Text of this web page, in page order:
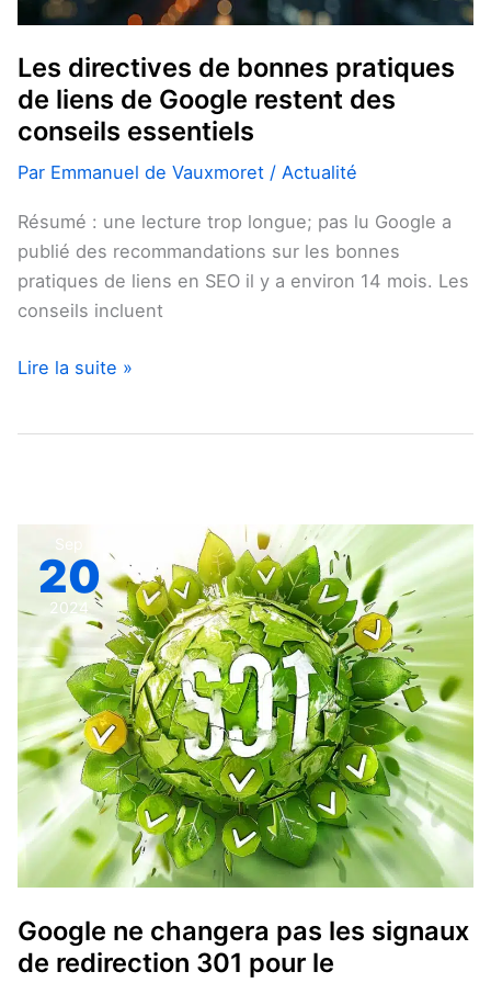
Les directives de bonnes pratiques
de liens de Google restent des
conseils essentiels
Par Emmanuel de Vauxmoret /Actualité
Résumé : une lecture trop longue; pas lu Google a
publié des recommandations sur les bonnes
pratiques de liens en SEO il y a environ 14 mois. Les
conseils incluent
essentiels
Lire la suite »
Sep
20
2024
Google ne changera pas les signaux
de redirection 301 pour le
Google
changera
les
signaux
de
redirection
301
pour
le
classement
et
le
SEO